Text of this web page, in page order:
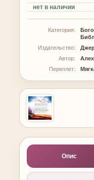
нет в наличии
Категория:
Издательство:
Автор:
Переплет:
Опис